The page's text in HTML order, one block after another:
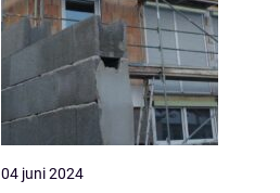
04 juni 2024